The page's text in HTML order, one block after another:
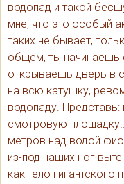
водопад и такой
мне, что это особый
таких не бывает,
общем, ты начинаешь
открываешь дверь в
на всю катушку,
водопаду.
смотровую
метров над водой
из-под наших ног
как тело гигантского